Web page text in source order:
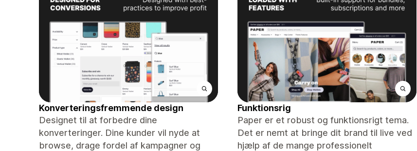
Konverteringsfremmende design
Designet til at forbedre dine
konverteringer. Dine kunder vil nyde at
browse, drage fordel af kampagner og
Funktionsrig
Paper er et robust og funktionsrigt tema.
Det er nemt at bringe dit brand til live ved
hjælp af de mange professionelt